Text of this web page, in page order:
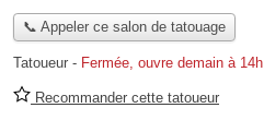
📞 Appeler ce salon de tatouage
Tatoueur - Fermée, ouvre demain à 14h
Recommander cette tatoueur